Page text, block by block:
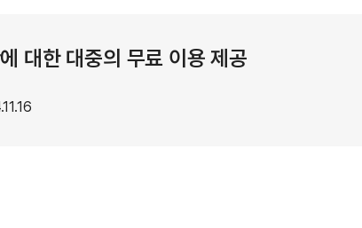
대한 대중의 무료 이용 제공